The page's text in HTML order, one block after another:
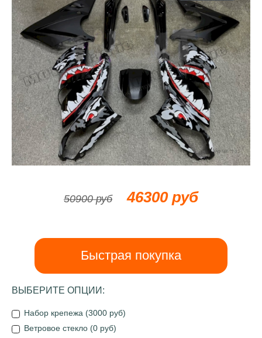
50900 руб 46300 руб
Быстрая покупка
ВЫБЕРИТЕ ОПЦИИ:
Набор крепежа (3000 руб)
Ветровое стекло (0 руб)